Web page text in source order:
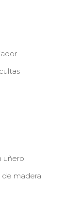
uñero
de madera